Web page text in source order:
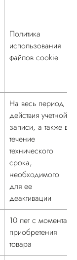
Политика
использования
файлов cookie
На весь период
действия учетной
записи, а также в
течение
технического
срока,
необходимого
для ее
деактивации
10 лет с момента
приобретения
товара